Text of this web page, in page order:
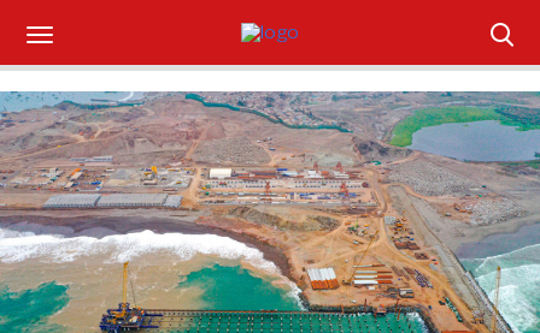
Suscríbase
Iniciar sesión
Portada
¿Qué está pasando?
Sectores y Empresas